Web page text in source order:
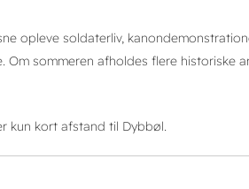
opleve soldaterliv,
sommeren afholdes flere historiske
kun kort afstand til Dybbøl.